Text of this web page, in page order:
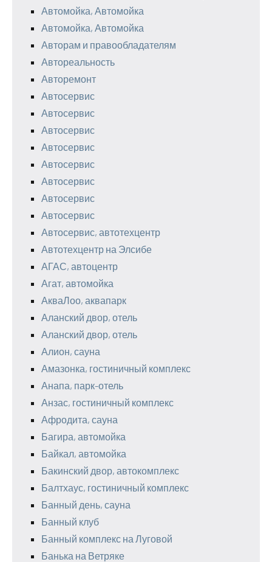
Автомойка, Автомойка
Автомойка, Автомойка
Авторам и правообладателям
Автореальность
Авторемонт
Автосервис
Автосервис
Автосервис
Автосервис
Автосервис
Автосервис
Автосервис
Автосервис
Автосервис, автотехцентр
Автотехцентр на Элсибе
АГАС, автоцентр
Агат, автомойка
АкваЛоо, аквапарк
Аланский двор, отель
Аланский двор, отель
Алион, сауна
Амазонка, гостиничный комплекс
Анапа, парк-отель
Анзас, гостиничный комплекс
Афродита, сауна
Багира, автомойка
Байкал, автомойка
Бакинский двор, автокомплекс
Балтхаус, гостиничный комплекс
Банный день, сауна
Банный клуб
Банный комплекс на Луговой
Банька на Ветряке